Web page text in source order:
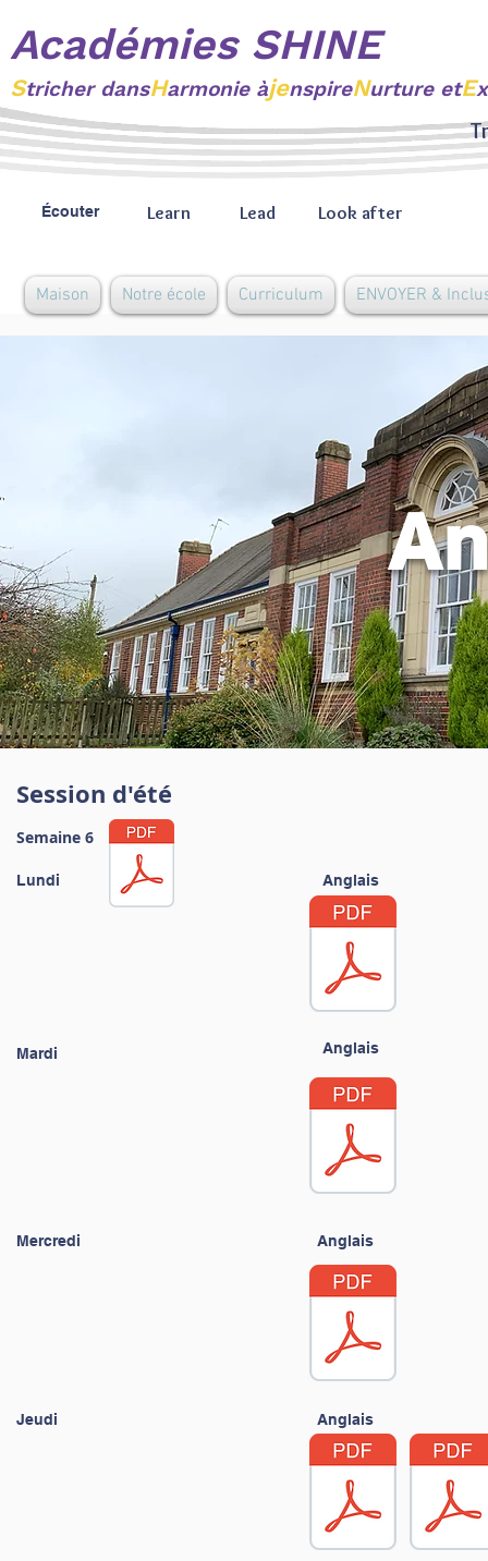
Académies SHINE
Stricher dansHarmonie àjenspireNurture etE
Écouter Learn Lead Look after
Maison Notre école Curriculum ENVOYER &
Session d'été
Semaine 6
Lundi Anglais
Mardi Anglais
Mercredi Anglais
Jeudi Anglais